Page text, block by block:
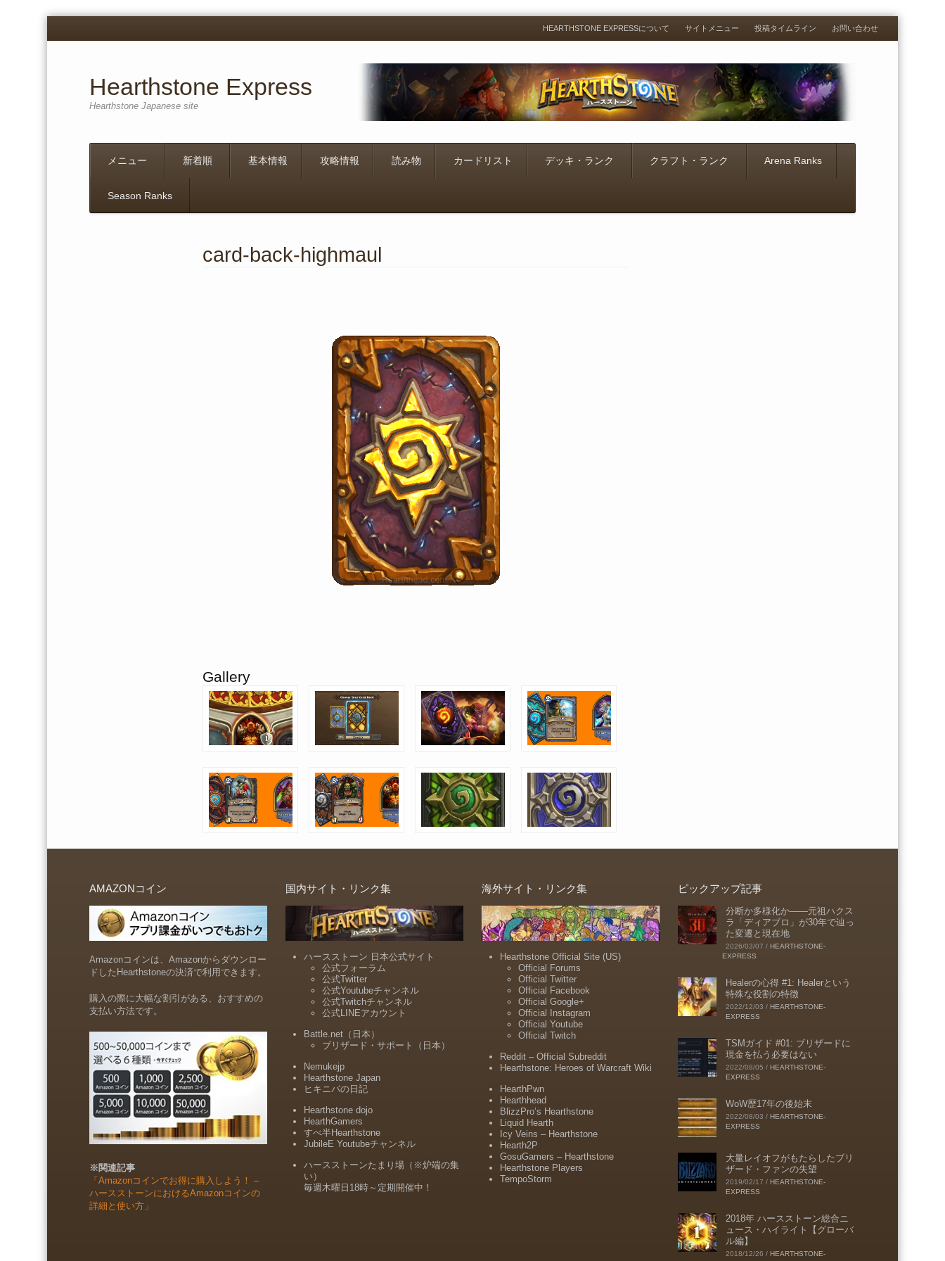
Menu
Skip
to
HEARTHSTONE EXPRESSについて サイトメニュー 投稿タイムライン お問い合わせ
Hearthstone Express
Hearthstone Japanese site
メニュー 新着順 基本情報 攻略情報 読み物 カードリスト デッキ・ランク クラフト・ランク Arena Ranks
Season Ranks
card-back-highmaul
Gallery
AMAZONコイン
Amazonコインは、Amazonからダウンロー
ドしたHearthstoneの決済で利用できます。
購入の際に大幅な割引がある、おすすめの
支払い方法です。
※関連記事
「Amazonコインでお得に購入しよう！ –
ハースストーンにおけるAmazonコインの
詳細と使い方」
国内サイト・リンク集
ハースストーン 日本公式サイト
公式フォーラム
公式Twitter
公式Youtubeチャンネル
公式Twitchチャンネル
公式LINEアカウント
Battle.net（日本）
ブリザード・サポート（日本）
Nemukejp
Hearthstone Japan
ヒキニパの日記
Hearthstone dojo
HearthGamers
すべ半Hearthstone
JubileE Youtubeチャンネル
ハースストーンたまり場（※炉端の集
い）
毎週木曜日18時～定期開催中！
海外サイト・リンク集
Hearthstone Official Site (US)
Official Forums
Official Twitter
Official Facebook
Official Google+
Official Instagram
Official Youtube
Official Twitch
Reddit – Official Subreddit
Hearthstone: Heroes of Warcraft Wiki
HearthPwn
Hearthhead
BlizzPro’s Hearthstone
Liquid Hearth
Icy Veins – Hearthstone
Hearth2P
GosuGamers – Hearthstone
Hearthstone Players
TempoStorm
ピックアップ記事
分断か多様化か――元祖ハクス
ラ「ディアブロ」が30年で辿っ
た変遷と現在地
2026/03/07 / HEARTHSTONE-
EXPRESS
Healerの心得 #1: Healerという
特殊な役割の特徴
2022/12/03 / HEARTHSTONE-
EXPRESS
TSMガイド #01: ブリザードに
現金を払う必要はない
2022/08/05 / HEARTHSTONE-
EXPRESS
WoW歴17年の後始末
2022/08/03 / HEARTHSTONE-
EXPRESS
大量レイオフがもたらしたブリ
ザード・ファンの失望
2019/02/17 / HEARTHSTONE-
EXPRESS
2018年 ハースストーン総合ニ
ュース・ハイライト【グローバ
ル編】
2018/12/26 / HEARTHSTONE-